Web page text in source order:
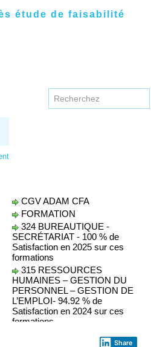
étude de faisabilité
FORMATION
324 BUREAUTIQUE -
SECRÉTARIAT - 100 % de
Satisfaction en 2025 sur ces
formations
315 RESSOURCES
HUMAINES – GESTION DU
PERSONNEL – GESTION DE
L’EMPLOI- 94.92 % de
Satisfaction en 2024 sur ces
formations
Share